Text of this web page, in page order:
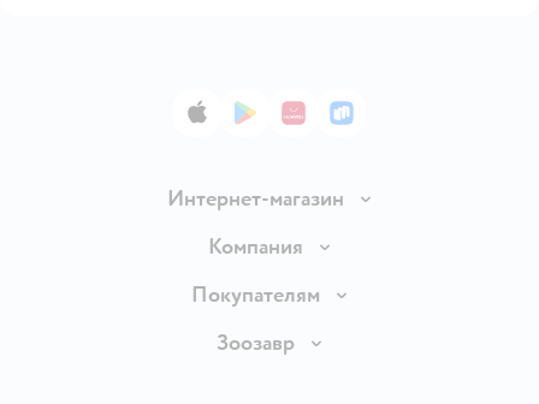
App StoreGoogle Play
AppGallery
RuStore
Интернет-магазин
Доставка и оплата
Обмен и возврат товара
Правила продажи
Компания
О компании
Инвесторам
Покупателям
Бонусные карты
Зоозавр